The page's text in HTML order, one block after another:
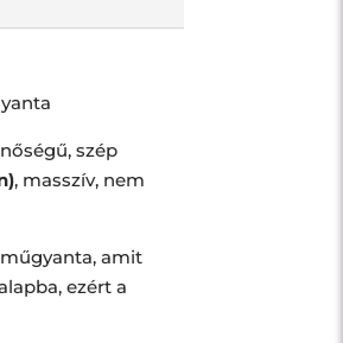
szép
, masszív, nem
amit
ezért a